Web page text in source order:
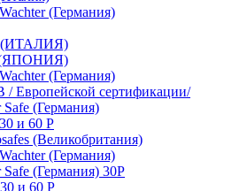
(Германия)
(ИТАЛИЯ)
(Германия)
/ Европейской сертификации/
(Германия)
и 60 P
(Великобритания)
(Германия)
(Германия) 30Р
и 60 P